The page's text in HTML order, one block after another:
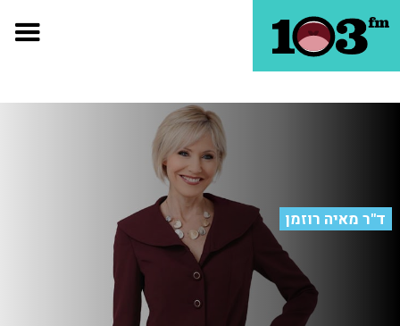
ד"ר מאיה רוזמן